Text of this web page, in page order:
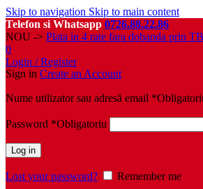
Skip to navigation Skip to main content
Telefon si Whatsapp 0726.88.22.86
NOU -> Plata in 4 rate fara dobanda prin
0
Login / Register
Sign in Create an Account
Nume utilizator sau adresă email *
Password *Obligatoriu
Log in
Lost your password?
Remember me